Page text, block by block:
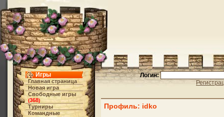
Игры
Главная страница
Новая игра
Свободные игры
(368)
Турниры
Командные
Логин:
Профиль: idko